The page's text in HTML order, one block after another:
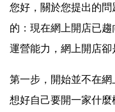
您好，關於您提出的
的：現在網上開店已
運營能力，網上開店卻
第一步，開始並不在
想好自己要開一家什